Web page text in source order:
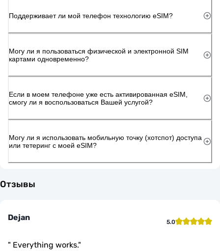
Поддерживает ли мой телефон технологию eSIM?
Могу ли я пользоваться физической и электронной SIM
картами одновременно?
Если в моем телефоне уже есть активированная eSIM,
смогу ли я воспользоваться Вашей услугой?
Могу ли я использовать мобильную точку (хотспот) доступа
или тетеринг с моей eSIM?
Отзывы
Dejan 5.0
" Everything works."